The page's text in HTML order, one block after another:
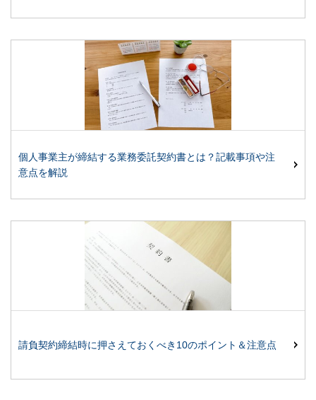
個人事業主が締結する業務委託契約書とは？記載事項や注
意点を解説
請負契約締結時に押さえておくべき10のポイント＆注意点